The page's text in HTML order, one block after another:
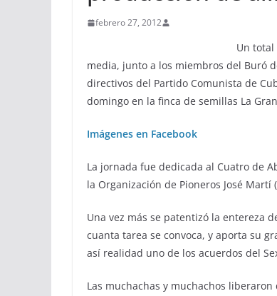
febrero 27, 2012
Un
media, junto a los miembros del Buró
directivos del Partido Comunista de
domingo en la finca de semillas La
Imágenes en Facebook
La jornada fue dedicada al Cuatro de
la Organización de Pioneros José Martí
Una vez más se patentizó la entereza
cuanta tarea se convoca, y aporta su
así realidad uno de los acuerdos del
Las muchachas y muchachos